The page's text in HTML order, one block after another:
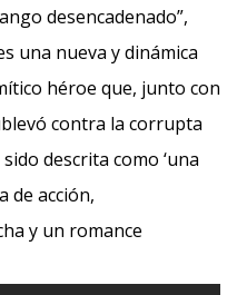
desencadenado”,
una nueva y dinámica
héroe que, junto con
contra la corrupta
descrita como ‘una
de acción,
y un romance